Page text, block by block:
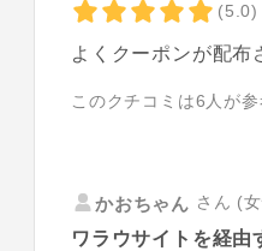
(5.0)
よくクーポンが配布
このクチコミは6 人が
かおちゃん さん (
ワラウサイトを経由